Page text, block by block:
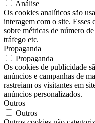
Análise
Os cookies analíticos são
interagem com o site. Esses
sobre métricas de número
tráfego etc.
Propaganda
Propaganda
Os cookies de publicidade
anúncios e campanhas de
rastreiam os visitantes em
anúncios personalizados.
Outros
Outros